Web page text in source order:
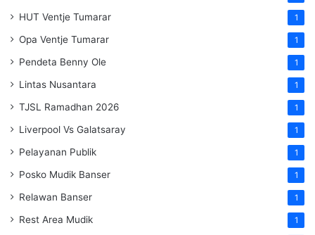
HUT Ventje Tumarar 1
Opa Ventje Tumarar 1
Pendeta Benny Ole 1
Lintas Nusantara 1
TJSL Ramadhan 2026 1
Liverpool Vs Galatsaray 1
Pelayanan Publik 1
Posko Mudik Banser 1
Relawan Banser 1
Rest Area Mudik 1